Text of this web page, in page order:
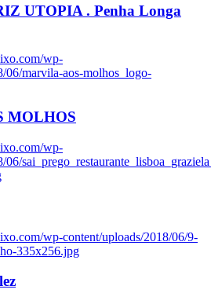
UTOPIA . Penha Longa
wp-
06/marvila-aos-molhos_logo-
MOLHOS
wp-
06/
wp-content/uploads/2018/06/9-
335x256.jpg